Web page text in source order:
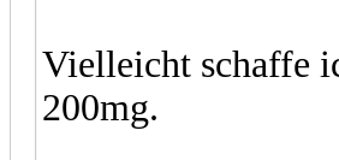
Vielleicht schaffe
200mg.